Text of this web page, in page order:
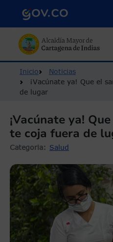
Ruta de navegación
Inicio
Noticias
¡Vacúnate ya! Que el
de lugar
¡Vacúnate ya!
te coja fuera de
Categoria Salud